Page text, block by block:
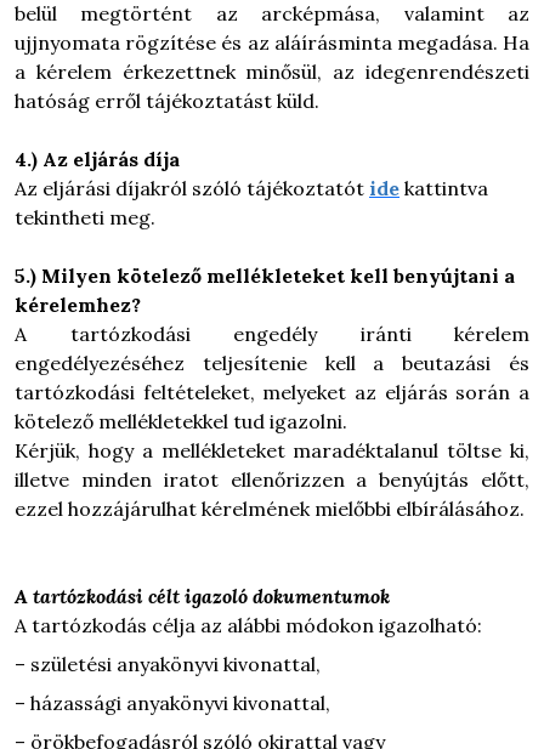
belül megtörtént az arcképmása, valamint az
ujjnyomata rögzítése és az aláírásminta megadása. Ha
a kérelem érkezettnek minősül, az idegenrendészeti
hatóság erről tájékoztatást küld.
4.) Az eljárás díja
Az eljárási díjakról szóló tájékoztatót ide kattintva
tekintheti meg.
5.) Milyen kötelező mellékleteket kell benyújtani a
kérelemhez?
A tartózkodási engedély iránti kérelem
engedélyezéséhez teljesítenie kell a beutazási és
tartózkodási feltételeket, melyeket az eljárás során a
kötelező mellékletekkel tud igazolni.
Kérjük, hogy a mellékleteket maradéktalanul töltse ki,
illetve minden iratot ellenőrizzen a benyújtás előtt,
ezzel hozzájárulhat kérelmének mielőbbi elbírálásához.
A tartózkodási célt igazoló dokumentumok
A tartózkodás célja az alábbi módokon igazolható:
– születési anyakönyvi kivonattal,
– házassági anyakönyvi kivonattal,
– örökbefogadásról szóló okirattal vagy